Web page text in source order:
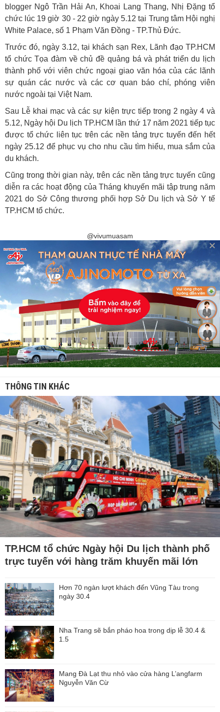
blogger Ngô Trần Hải An, Khoai Lang Thang, Nhị Đặng tổ
chức lúc 19 giờ 30 - 22 giờ ngày 5.12 tại Trung tâm Hội nghị
White Palace, số 1 Phạm Văn Đồng - TP.Thủ Đức.
Trước đó, ngày 3.12, tại khách sạn Rex, Lãnh đạo TP.HCM
tổ chức Tọa đàm về chủ đề quảng bá và phát triển du lịch
thành phố với viên chức ngoại giao văn hóa của các lãnh
sự quán các nước và các cơ quan báo chí, phóng viên
nước ngoài tại Việt Nam.
Sau Lễ khai mạc và các sự kiện trực tiếp trong 2 ngày 4 và
5.12, Ngày hội Du lịch TP.HCM lần thứ 17 năm 2021 tiếp tục
được tổ chức liên tục trên các nền tảng trực tuyến đến hết
ngày 25.12 để phục vụ cho nhu cầu tìm hiểu, mua sắm của
du khách.
Cũng trong thời gian này, trên các nền tảng trực tuyến cũng
diễn ra các hoạt động của Tháng khuyến mãi tập trung năm
2021 do Sở Công thương phối hợp Sở Du lịch và Sở Y tế
TP.HCM tổ chức.
@vivumuasam
THÔNG TIN KHÁC
TP.HCM tổ chức Ngày hội Du lịch thành phố
trực tuyến với hàng trăm khuyến mãi lớn
Hơn 70 ngàn lượt khách đến Vũng Tàu trong
ngày 30.4
Nha Trang sẽ bắn pháo hoa trong dịp lễ 30.4 &
1.5
Mang Đà Lạt thu nhỏ vào cửa hàng L’angfarm
Nguyễn Văn Cừ